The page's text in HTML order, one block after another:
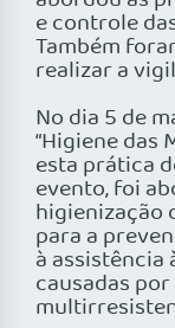
e controle
Também
realizar a
No dia 5 de
“Higiene das
esta prática
evento, foi
higienização
para a
à assistência
causadas